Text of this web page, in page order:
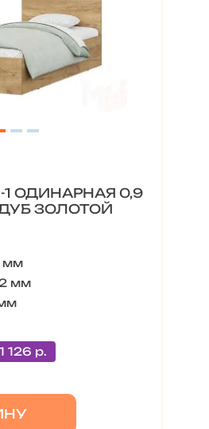
ОДИНАРНАЯ 0,9
ДУБ ЗОЛОТОЙ
мм
мм
126 р.